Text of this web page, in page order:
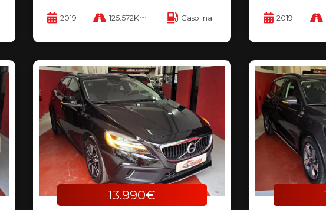
2019 125.572Km Gasolina 2019
13.990€